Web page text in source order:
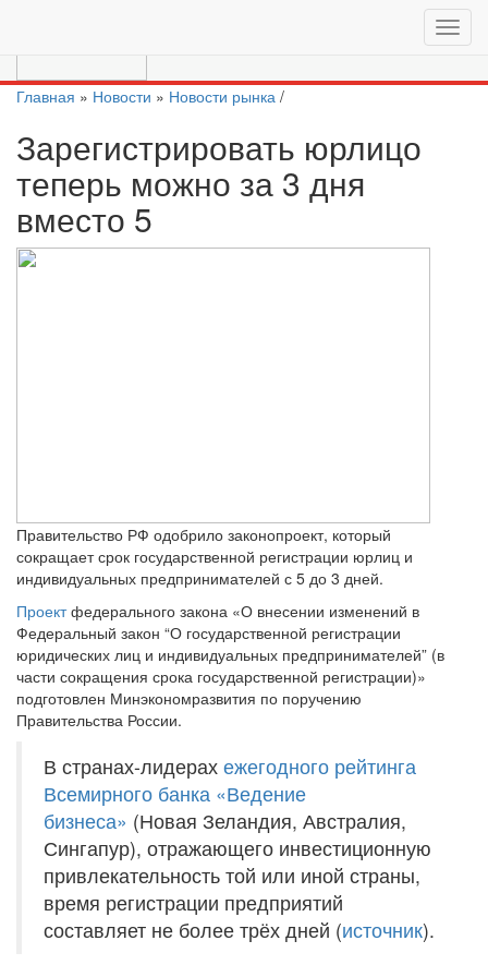
Главная » Новости » Новости рынка /
Зарегистрировать юрлицо
теперь можно за 3 дня
вместо 5
Правительство РФ одобрило законопроект, который
сокращает срок государственной регистрации юрлиц и
индивидуальных предпринимателей с 5 до 3 дней.
Проектфедерального закона «О внесении изменений в
Федеральный закон “О государственной регистрации
юридических лиц и индивидуальных предпринимателей” (в
части сокращения срока государственной регистрации)»
подготовлен Минэкономразвития по поручению
Правительства России.
В странах-лидерах ежегодного рейтинга
Всемирного банка «Ведение
бизнеса» (Новая Зеландия, Австралия,
Сингапур), отражающего инвестиционную
привлекательность той или иной страны,
время регистрации предприятий
составляет не более трёх дней (источник).